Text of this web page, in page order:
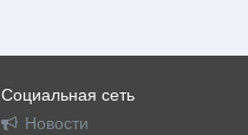
Социальная сеть
Новости